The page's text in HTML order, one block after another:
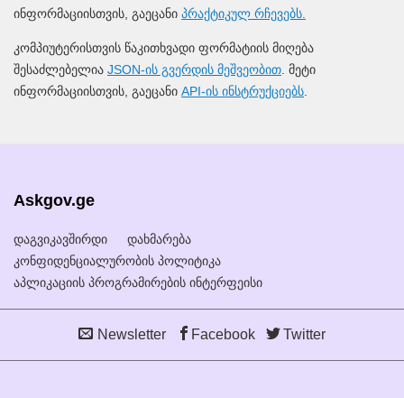
ინფორმაციისთვის, გაეცანი პრაქტიკულ რჩევებს.
კომპიუტერისთვის წაკითხვადი ფორმატიის მიღება
შესაძლებელია JSON-ის გვერდის მეშვეობით . მეტი
ინფორმაციისთვის, გაეცანი API-ის ინსტრუქციებს
Askgov.ge
დაგვიკავშირდი
დახმარება
კონფიდენციალურობის პოლიტიკა
აპლიკაციის პროგრამირების ინტერფეისი
Newsletter Facebook Twitter